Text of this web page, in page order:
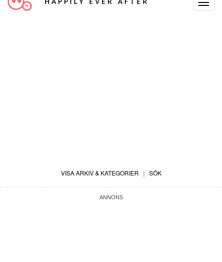
Toggle
VISA ARKIV & KATEGORIER | SÖK